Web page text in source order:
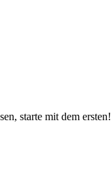
starte mit dem ersten!